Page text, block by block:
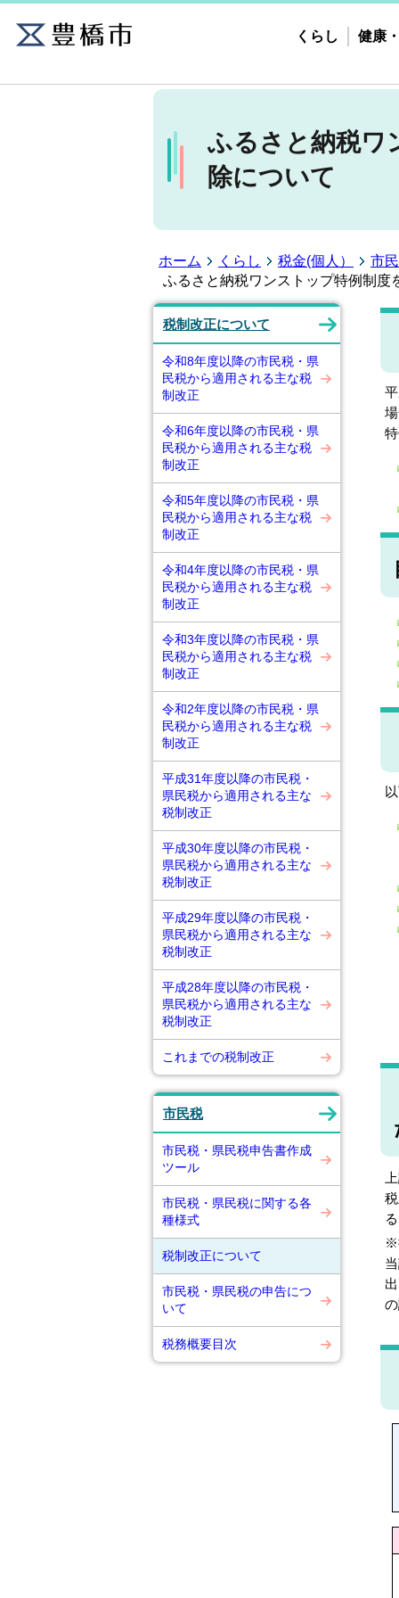
くらし 健康
ふるさと納税ワ
除について
ホーム くらし 税金(個人）
市
ふるさと納税ワンストップ特例制度
税制改正について
令和8年度以降の市民税・県
民税から適用される主な税
制改正
令和6年度以降の市民税・県
民税から適用される主な税
制改正
令和5年度以降の市民税・県
民税から適用される主な税
制改正
令和4年度以降の市民税・県
民税から適用される主な税
制改正
令和3年度以降の市民税・県
民税から適用される主な税
制改正
令和2年度以降の市民税・県
民税から適用される主な税
制改正
平成31年度以降の市民税・
県民税から適用される主な
税制改正
平成30年度以降の市民税・
県民税から適用される主な
税制改正
平成29年度以降の市民税・
県民税から適用される主な
税制改正
平成28年度以降の市民税・
県民税から適用される主な
税制改正
これまでの税制改正
市民税
市民税・県民税申告書作成
ツール
市民税・県民税に関する各
種様式
税制改正について
市民税・県民税の申告につ
いて
税務概要目次
※